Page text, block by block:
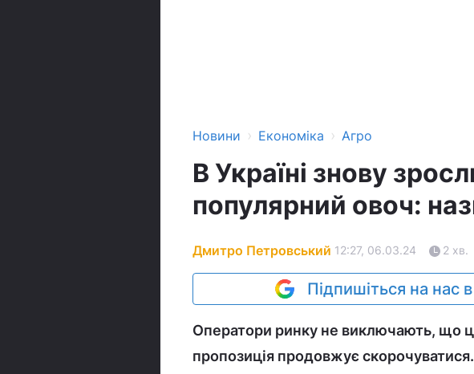
Новини › Економіка › Агро
В Україні знову
популярний овоч:
Дмитро Петровський 12:27, 06.03.24 2 хв.
Підпишіться на нас
Оператори ринку не виключають, що
пропозиція продовжує скорочуватися.